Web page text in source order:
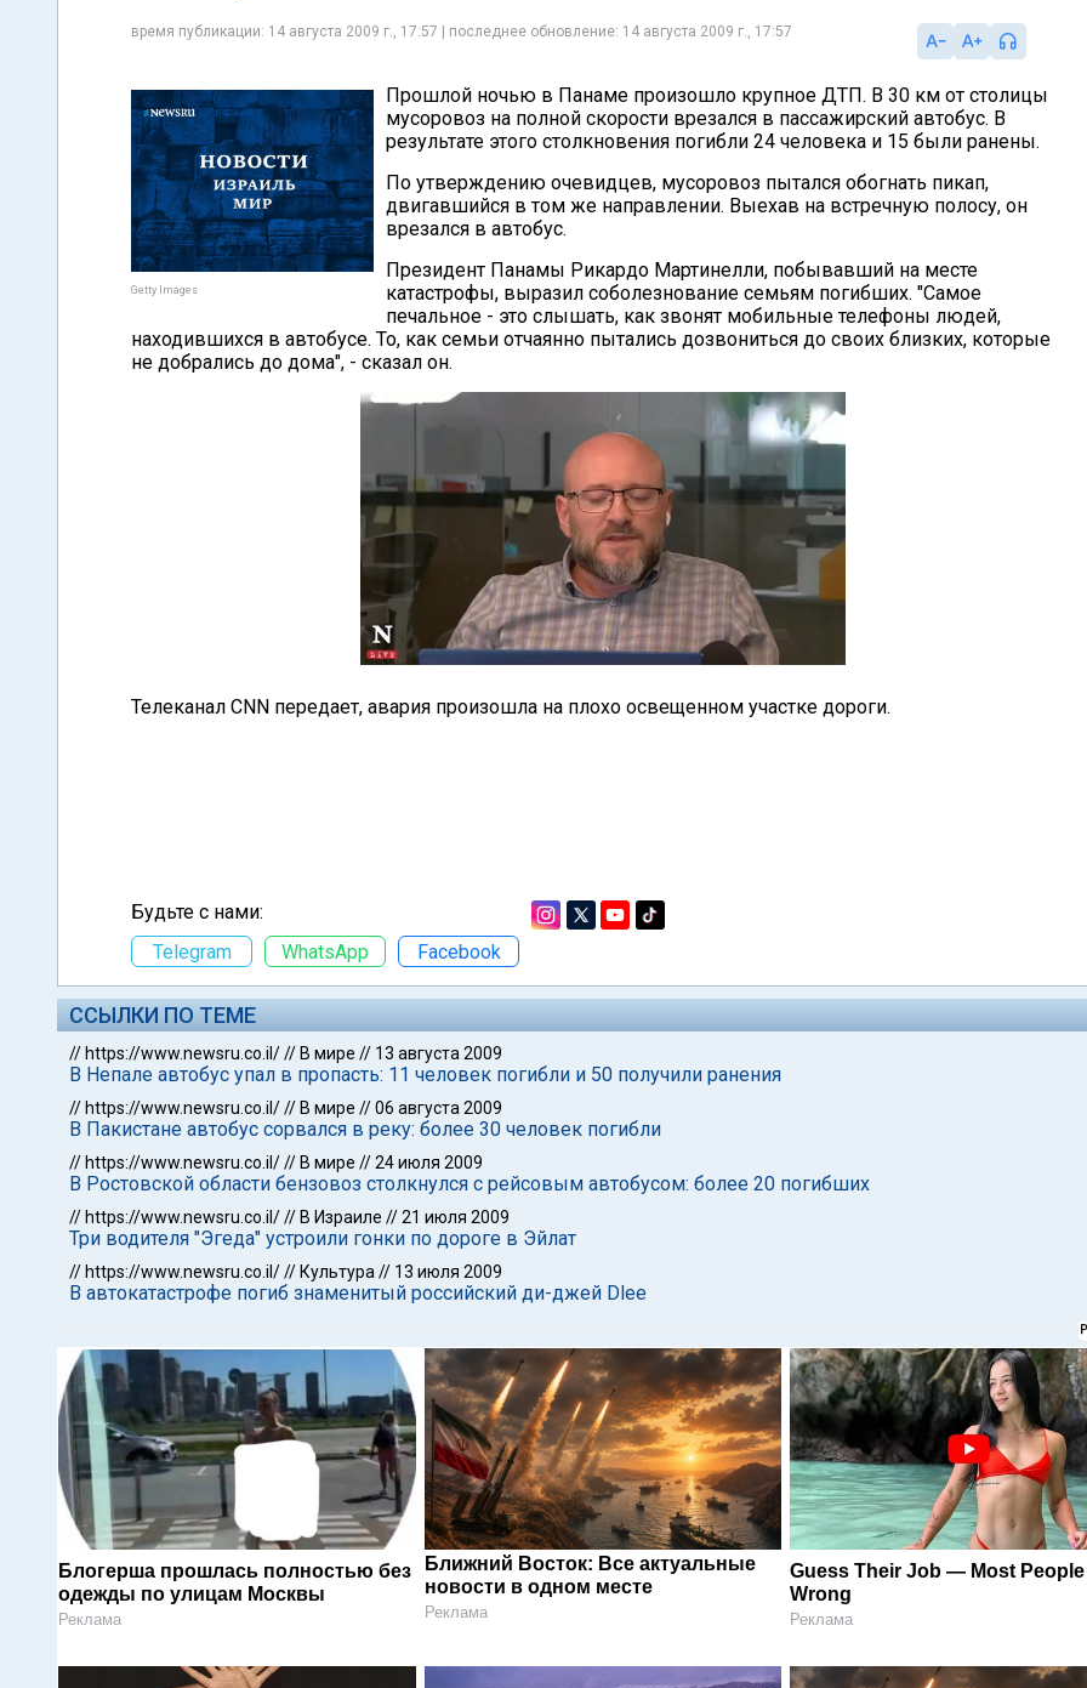
время публикации: 14 августа 2009 г., 17:57 | последнее обновление: 14 августа 2009 г., 17:57
Getty Images
Прошлой ночью в Панаме произошло крупное ДТП. В 30 км от столицы
мусоровоз на полной скорости врезался в пассажирский автобус. В
результате этого столкновения погибли 24 человека и 15 были ранены.
По утверждению очевидцев, мусоровоз пытался обогнать пикап,
двигавшийся в том же направлении. Выехав на встречную полосу, он
врезался в автобус.
Президент Панамы Рикардо Мартинелли, побывавший на месте
катастрофы, выразил соболезнование семьям погибших. "Самое
печальное - это слышать, как звонят мобильные телефоны людей,
находившихся в автобусе. То, как семьи отчаянно пытались дозвониться до своих близких, которые
не добрались до дома", - сказал он.
Телеканал CNN передает, авария произошла на плохо освещенном участке дороги.
Будьте с нами:
Telegram
WhatsApp Facebook
ССЫЛКИ ПО ТЕМЕ
// https://www.newsru.co.il/// В мире // 13 августа 2009
В Непале автобус упал в пропасть: 11 человек погибли и 50 получили ранения
// https://www.newsru.co.il/// В мире //06 августа 2009
В Пакистане автобус сорвался в реку: более 30 человек погибли
// https://www.newsru.co.il/// В мире //24 июля 2009
В Ростовской области бензовоз столкнулся с рейсовым автобусом: более 20 погибших
// https://www.newsru.co.il/// В Израиле //21 июля 2009
Три водителя "Эгеда" устроили гонки по дороге в Эйлат
// https://www.newsru.co.il/// Культура // 13 июля 2009
В автокатастрофе погиб знаменитый российский ди-джей Dlee
Блогерша прошлась полностью без
одежды по улицам Москвы
Реклама
Ближний Восток: Все актуальные
новости в одном месте
Реклама
Guess Their Job — Most People
Wrong
Реклама